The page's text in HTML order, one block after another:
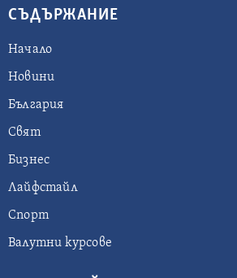
СЪДЪРЖАНИЕ
Начало
Новини
България
Свят
Бизнес
Лайфстайл
Спорт
Валутни курсове